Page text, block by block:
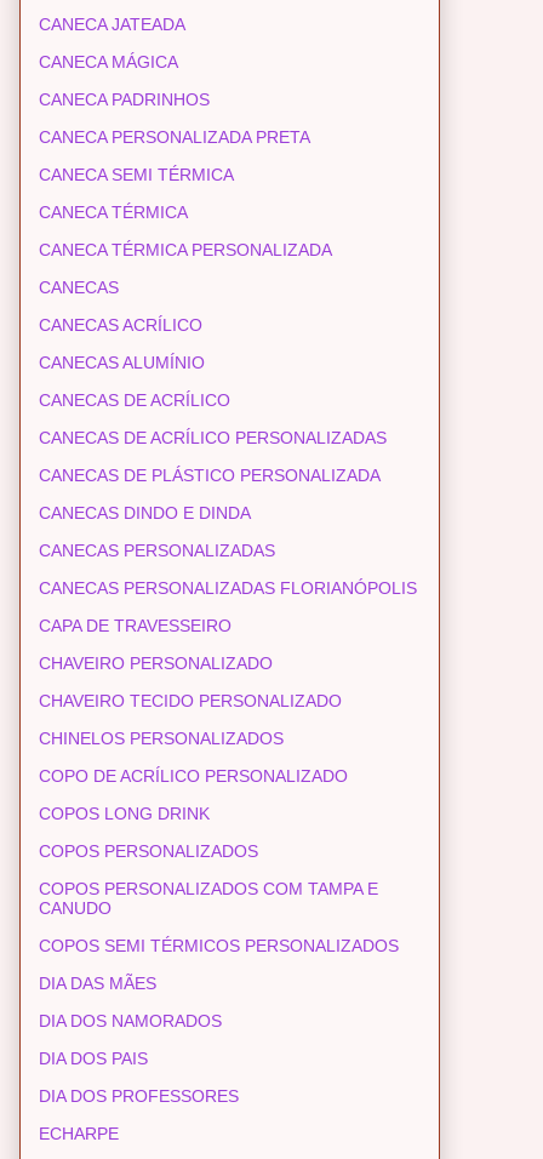
CANECA JATEADA
CANECA MÁGICA
CANECA PADRINHOS
CANECA PERSONALIZADA PRETA
CANECA SEMI TÉRMICA
CANECA TÉRMICA
CANECA TÉRMICA PERSONALIZADA
CANECAS
CANECAS ACRÍLICO
CANECAS ALUMÍNIO
CANECAS DE ACRÍLICO
CANECAS DE ACRÍLICO PERSONALIZADAS
CANECAS DE PLÁSTICO PERSONALIZADA
CANECAS DINDO E DINDA
CANECAS PERSONALIZADAS
CANECAS PERSONALIZADAS FLORIANÓPOLIS
CAPA DE TRAVESSEIRO
CHAVEIRO PERSONALIZADO
CHAVEIRO TECIDO PERSONALIZADO
CHINELOS PERSONALIZADOS
COPO DE ACRÍLICO PERSONALIZADO
COPOS LONG DRINK
COPOS PERSONALIZADOS
COPOS PERSONALIZADOS COM TAMPA E
CANUDO
COPOS SEMI TÉRMICOS PERSONALIZADOS
DIA DAS MÃES
DIA DOS NAMORADOS
DIA DOS PAIS
DIA DOS PROFESSORES
ECHARPE